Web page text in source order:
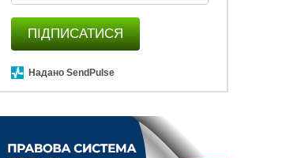
ПІДПИСАТИСЯ
Надано SendPulse